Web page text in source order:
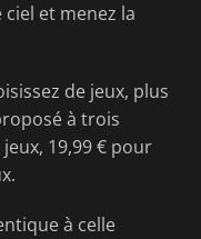
et menez la
de jeux, plus
à trois
19,99 € pour
à celle